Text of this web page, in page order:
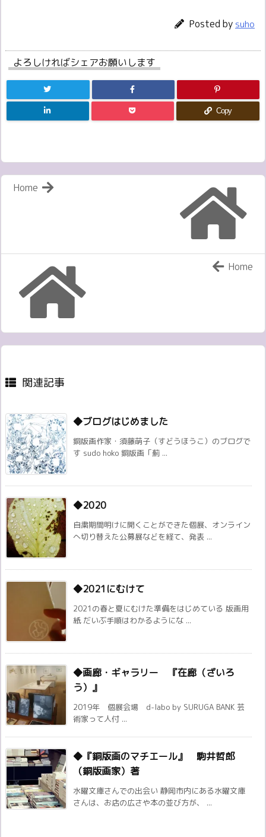
Posted by suho
よろしければシェアお願いします
Copy
Home
Home
関連記事
◆ブログはじめました
銅版画作家・須藤萌子（すどうほうこ）のブログで
す sudo hoko 銅版画「薊 ...
◆2020
自粛期間明けに開くことができた個展、オンライン
へ切り替えた公募展などを経て、発表 ...
◆2021にむけて
2021の春と夏にむけた準備をはじめている 版画用
紙 だいぶ手順はわかるようにな ...
◆画廊・ギャラリー 『在廊（ざいろ
う）』
2019年 個展会場 d-labo by SURUGA BANK 芸
術家って人付 ...
◆『銅版画のマチエール』 駒井哲郎
（銅版画家）著
水曜文庫さんでの出会い 静岡市内にある水曜文庫
さんは、お店の広さや本の並び方が、 ...